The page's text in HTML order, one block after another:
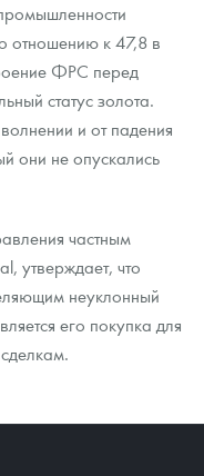
отношению к 47,8 в
ФРС перед
статус золота.
и от падения
они не опускались
частным
утверждает, что
неуклонный
его покупка для